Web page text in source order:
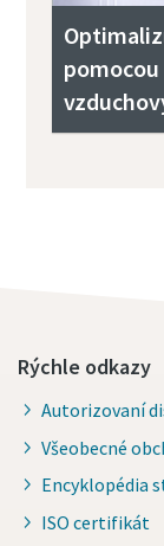
Rýchle odkazy
Autorizovaní
Všeobecné
Encyklopédia
ISO certifikát